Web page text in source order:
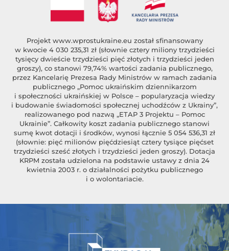
Projekt www.wprostukraine.eu został sfinansowany
w kwocie 4 030 235,31 zł (słownie cztery miliony trzydzieści
tysięcy dwieście trzydzieści pięć złotych i trzydzieści jeden
groszy), co stanowi 79,74% wartości zadania publicznego,
przez Kancelarię Prezesa Rady Ministrów w ramach zadania
publicznego „Pomoc ukraińskim dziennikarzom
i społeczności ukraińskiej w Polsce – popularyzacja wiedzy
i budowanie świadomości społecznej uchodźców z Ukrainy”,
realizowanego pod nazwą „ETAP 3 Projektu – Pomoc
Ukrainie”. Całkowity koszt zadania publicznego stanowi
sumę kwot dotacji i środków, wynosi łącznie 5 054 536,31 zł
(słownie: pięć milionów pięćdziesiąt cztery tysiące pięćset
trzydzieści sześć złotych i trzydzieści jeden groszy). Dotacja
KRPM została udzielona na podstawie ustawy z dnia 24
kwietnia 2003 r. o działalności pożytku publicznego
i o wolontariacie.